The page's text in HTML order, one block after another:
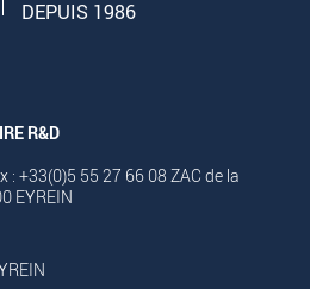
DEPUIS 1986
R&D
+33(0)5 55 27 66 08 ZAC de la
EYREIN